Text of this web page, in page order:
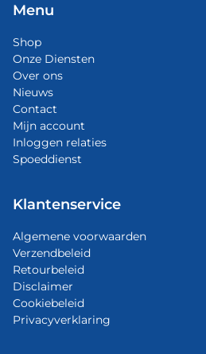
Menu
Shop
Onze Diensten
Over ons
Nieuws
Contact
Mijn account
Inloggen relaties
Spoeddienst
Klantenservice
Algemene voorwaarden
Verzendbeleid
Retourbeleid
Disclaimer
Cookiebeleid
Privacyverklaring